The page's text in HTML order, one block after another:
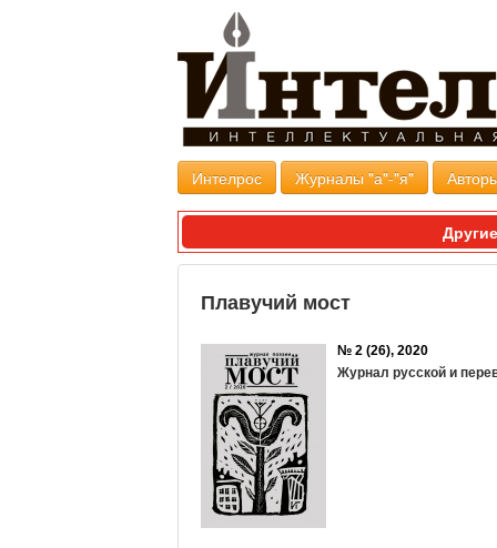
Интелрос Журналы "а"-"я"
Плавучий мост
№ 2 (26), 2020
Журнал русской и